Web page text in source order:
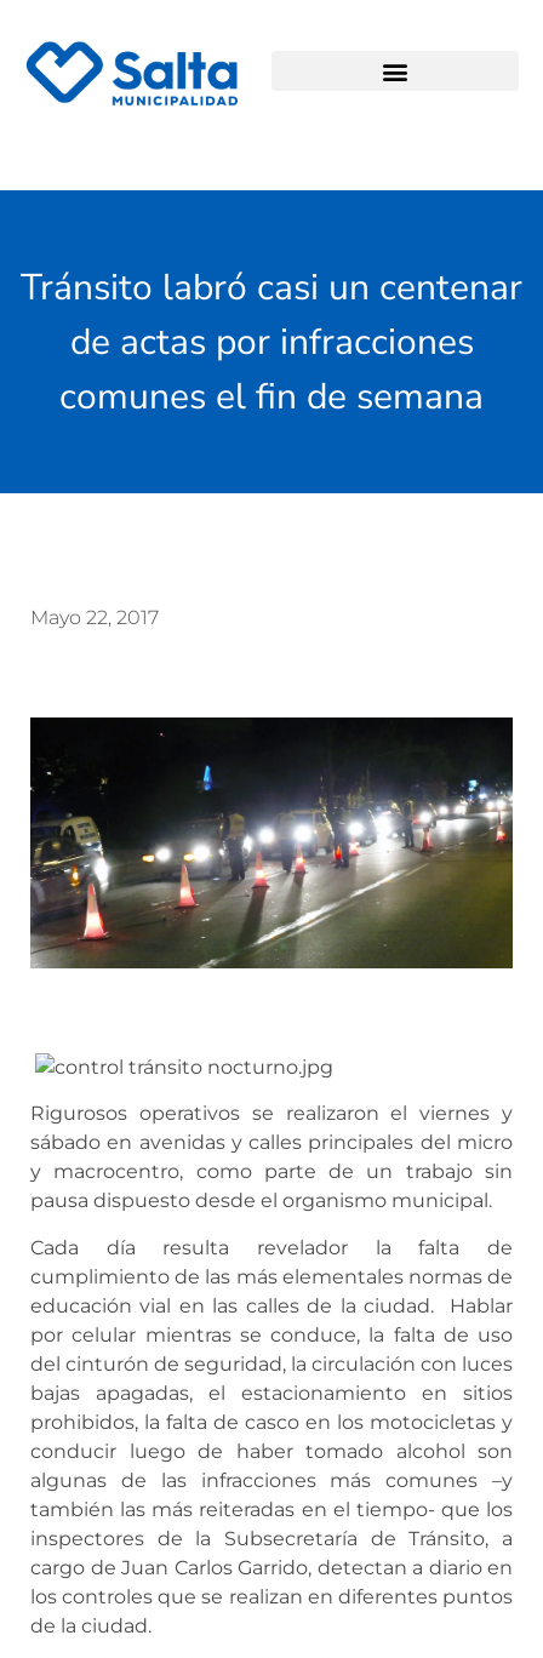
Tránsito labró casi un centenar
de actas por infracciones
comunes el fin de semana
Mayo 22, 2017
Rigurosos operativos se realizaron el viernes y
sábado en avenidas y calles principales del micro
y macrocentro, como parte de un trabajo sin
pausa dispuesto desde el organismo municipal.
Cada día resulta revelador la falta de
cumplimiento de las más elementales normas de
educación vial en las calles de la ciudad. Hablar
por celular mientras se conduce, la falta de uso
del cinturón de seguridad, la circulación con luces
bajas apagadas, el estacionamiento en sitios
prohibidos, la falta de casco en los motocicletas y
conducir luego de haber tomado alcohol son
algunas de las infracciones más comunes –y
también las más reiteradas en el tiempo- que los
inspectores de la Subsecretaría de Tránsito, a
cargo de Juan Carlos Garrido, detectan a diario en
los controles que se realizan en diferentes puntos
de la ciudad.